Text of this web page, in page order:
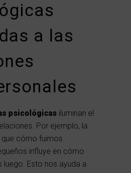
a las
psicológicas iluminan el
Por ejemplo, la
cómo fuimos
influye en cómo
luego. Esto nos ayuda a